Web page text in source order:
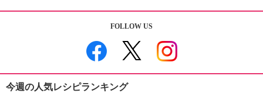
FOLLOW US
今週の人気レシピランキング